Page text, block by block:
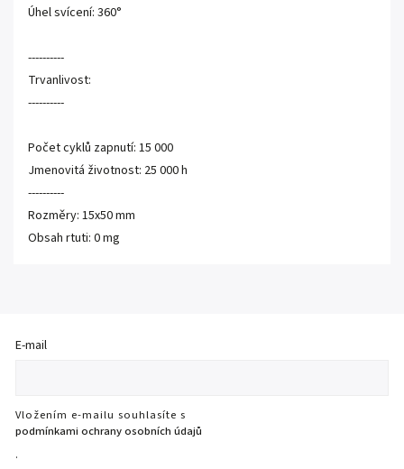
Úhel svícení: 360°
----------
Trvanlivost:
----------
Počet cyklů zapnutí: 15 000
Jmenovitá životnost: 25 000 h
----------
Rozměry: 15x50 mm
Obsah rtuti: 0 mg
E-mail
Vložením e-mailu souhlasíte s
podmínkami ochrany osobních údajů
.